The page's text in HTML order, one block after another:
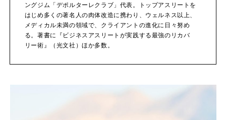
ングジム「デポルターレクラブ」代表。トップアスリートを
はじめ多くの著名人の肉体改造に携わり、ウェルネス以上、
メディカル未満の領域で、クライアントの進化に日々努め
る。著書に『ビジネスアスリートが実践する最強のリカバ
リー術』（光文社）ほか多数。